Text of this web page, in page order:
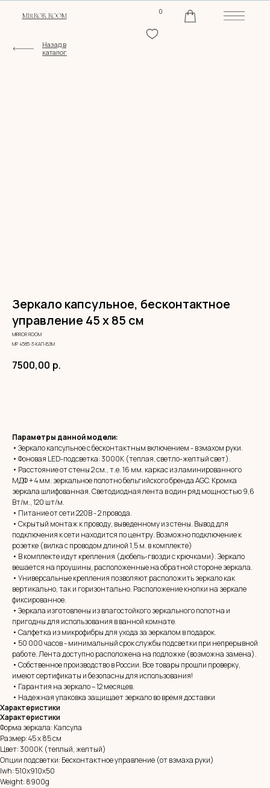
Зеркало капсульное, бесконтактное
управление 45 х 85 см
MIRROR ROOM
МР 4585-3-КАП-ВЗМ
7500,00 р.
Параметры данной модели:
• Зеркало капсульное с бесконтактным включением - взмахом руки.
• Фоновая LED-подсветка: 3000К (теплая, светло-желтый свет).
• Расстояние от стены 2 см., т.е. 16 мм. каркас из ламинированного
МДФ + 4 мм. зеркальное полотно бельгийского бренда AGC. Кромка
зеркала шлифованная. Светодиодная лента в один ряд мощностью 9,6
Вт/м., 120 шт/м.
• Питание от сети 220В - 2 провода.
• Скрытый монтаж к проводу, выведенному из стены. Вывод для
подключения к сети находится по центру. Возможно подключение к
розетке (вилка с проводом длиной 1,5 м. в комплекте)
• В комплекте идут крепления (дюбель-гвозди с крючками). Зеркало
вешается на проушины, расположенные на обратной стороне зеркала.
• Универсальные крепления позволяют расположить зеркало как
вертикально, так и горизонтально. Расположение кнопки на зеркале
фиксированное.
• Зеркала изготовлены из влагостойкого зеркального полотна и
пригодны для использования в ванной комнате.
• Салфетка из микрофибры для ухода за зеркалом в подарок.
• 50 000 часов - минимальный срок службы подсветки при непрерывной
работе. Лента доступно расположена на подложке (возможна замена).
• Собственное производство в России. Все товары прошли проверку,
имеют сертификаты и безопасны для использования!
• Гарантия на зеркало – 12 месяцев.
• Надежная упаковка защищает зеркало во время доставки
Характеристики
Характеристики
Форма зеркала: Капсула
Размер: 45 х 85 см
Цвет: 3000К (теплый, желтый)
Опции подсветки: Бесконтактное управление (от взмаха руки)
lwh: 510x910x50
Weight: 8900g
MIRROR ROOM
+7 (961) 595-72-73
E-mail:
Адрес: 350037, г. Краснодар,
х. им. Ленина, ДНТ Виктория,
ул. Казачья, д. 2А
zerkala@ksk23.ru
Остались вопросы?
Оставь заявку и мы с Вами свяжемся